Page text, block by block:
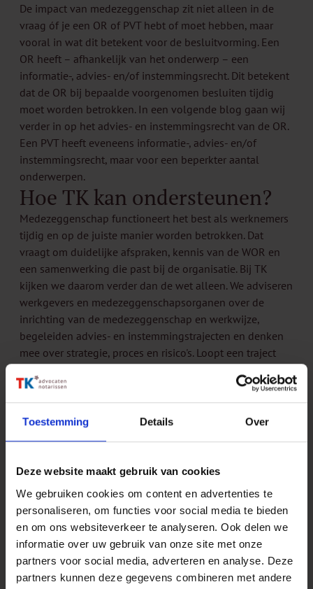
Toestemming Details Over
Deze website maakt gebruik van cookies
We gebruiken cookies om content en advertenties te
personaliseren, om functies voor social media te bieden
en om ons websiteverkeer te analyseren. Ook delen we
informatie over uw gebruik van onze site met onze
partners voor social media, adverteren en analyse. Deze
partners kunnen deze gegevens combineren met andere
De impact van medezeggenschap zit niet alleen in de
vraag óf je een OR of PVT hebt of moet hebben, maar
vooral in wat dit betekent voor de besluitvorming. Een
OR heeft – afhankelijk van het onderwerp – een
informatie-, advies- en/of instemmingsrecht. Dit betekent
dat de OR bij bepaalde voorgenomen besluiten tijdig
moet worden betrokken. In een volgende blog gaan wij
verder in op het advies- en instemmingsrecht van de OR.
Een PVT heeft eveneens informatie-, advies- en/of
instemmingsrecht, maar voor een beperkter aantal
onderwerpen.
Hoe TK kan ondersteunen?
Medezeggenschap functioneert het best als werknemers
tijdig en op de juiste manier worden betrokken. Dat
vraagt om duidelijke afspraken, kennis van de WOR en
een samenwerking die past bij de organisatie. Bij TK
kijken we daarom verder dan de wet alleen. We adviseren
werkgevers en medezeggenschapsorganen over de
inrichting van de medezeggenschap en werkwijze,
begeleiden advies- en instemmingstrajecten en denken
mee over strategie, proces en risico's. Loopt een traject
vast of dreigt discussie te ontstaan? Dan brengen we
snel helderheid en helpen we toe naar een werkbare
oplossing, zodat medezeggenschap versterkt in plaats
van vertraagt.
Meer informatie of vragen?
een lopend advies- of instemmingstraject of de aanpak
bij een voorgenomen reorganisatie? Neem dan contact
op met één van de professionals uitons team. We
bespreken waar jouw organisatie staat, welke
verplichtingen en aandachtspunten spelen en welke
aanpak het beste aansluit bij jouw situatie.